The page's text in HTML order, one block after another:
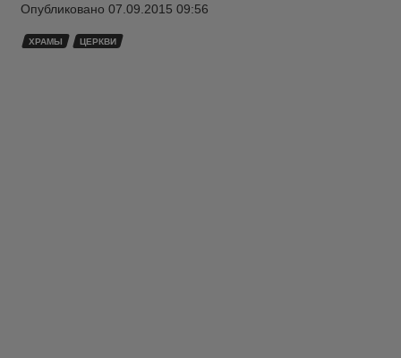
Опубликовано 07.09.2015 09:56
ХРАМЫ ЦЕРКВИ